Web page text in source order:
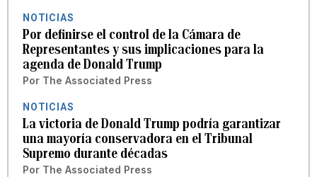
NOTICIAS
Por definirse el control de la Cámara de
Representantes y sus implicaciones para la
agenda de Donald Trump
Por The Associated Press
NOTICIAS
La victoria de Donald Trump podría garantizar
una mayoría conservadora en el Tribunal
Supremo durante décadas
Por The Associated Press